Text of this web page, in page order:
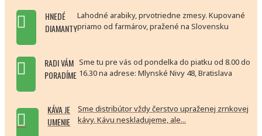
HNEDÉ
DIAMANTY
Lahodné arabiky, prvotriedne zmesy. Kupované
priamo od farmárov, pražené na Slovensku
RADI VÁM
PORADÍME
Sme tu pre vás od pondelka do piatku od 8.00 do
16.30 na adrese: Mlynské Nivy 48, Bratislava
KÁVA JE
UMENIE
Sme distribútor vždy čerstvo upraženej zrnkovej
kávy. Kávu neskladujeme, ale...